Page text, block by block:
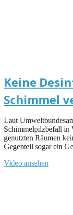
Keine
Schimmel
Laut
Schimmelpilzbefall in
genutzten Räumen
Gegenteil sogar ein
Video ansehen